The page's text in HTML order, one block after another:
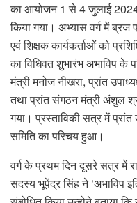
का आयोजन 1 से 4 जुलाई 2024
किया गया। अभ्यास वर्ग में
एवं शिक्षक कार्यकर्ताओं को
का विधिवत शुभारंभ अभाविप के
मंत्री मनोज नीखरा, प्रांत
तथा प्रांत संगठन मंत्री अंशुल
गया। प्रस्ताविकी सत्र में प्रांत
समिति का परिचय हुआ।
वर्ग के प्रथम दिन दूसरे सत्र में
सदस्य भूपेंद्र सिंह ने ‘अभाविप